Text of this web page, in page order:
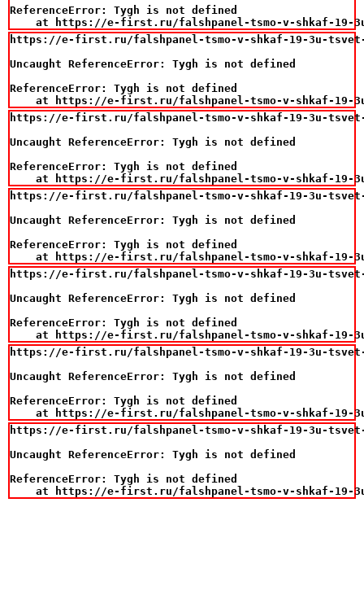
ReferenceError: Tygh is not defined
at https://e-first.ru/falshpanel-tsmo-v-shkaf-19-
https://e-first.ru/falshpanel-tsmo-v-shkaf-19-3u-tsvet-
Uncaught ReferenceError: Tygh is not defined
ReferenceError: Tygh is not defined
at https://e-first.ru/falshpanel-tsmo-v-shkaf-19-
https://e-first.ru/falshpanel-tsmo-v-shkaf-19-3u-tsvet-
Uncaught ReferenceError: Tygh is not defined
ReferenceError: Tygh is not defined
at https://e-first.ru/falshpanel-tsmo-v-shkaf-19-
https://e-first.ru/falshpanel-tsmo-v-shkaf-19-3u-tsvet-
Uncaught ReferenceError: Tygh is not defined
ReferenceError: Tygh is not defined
at https://e-first.ru/falshpanel-tsmo-v-shkaf-19-
https://e-first.ru/falshpanel-tsmo-v-shkaf-19-3u-tsvet-
Uncaught ReferenceError: Tygh is not defined
ReferenceError: Tygh is not defined
at https://e-first.ru/falshpanel-tsmo-v-shkaf-19-
https://e-first.ru/falshpanel-tsmo-v-shkaf-19-3u-tsvet-
Uncaught ReferenceError: Tygh is not defined
ReferenceError: Tygh is not defined
at https://e-first.ru/falshpanel-tsmo-v-shkaf-19-
https://e-first.ru/falshpanel-tsmo-v-shkaf-19-3u-tsvet-
Uncaught ReferenceError: Tygh is not defined
ReferenceError: Tygh is not defined
at https://e-first.ru/falshpanel-tsmo-v-shkaf-19-